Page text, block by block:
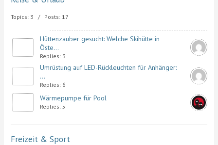
Topics: 3 / Posts: 17
Hüttenzauber gesucht: Welche Skihütte in
Öste...
Replies: 3
Umrüstung auf LED-Rückleuchten für Anhänger:
...
Replies: 6
Wärmepumpe für Pool
Replies: 5
Freizeit & Sport